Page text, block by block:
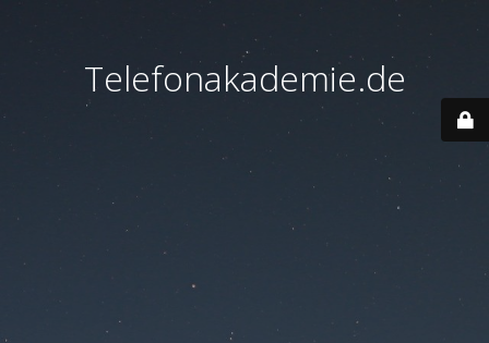
Telefonakademie.de